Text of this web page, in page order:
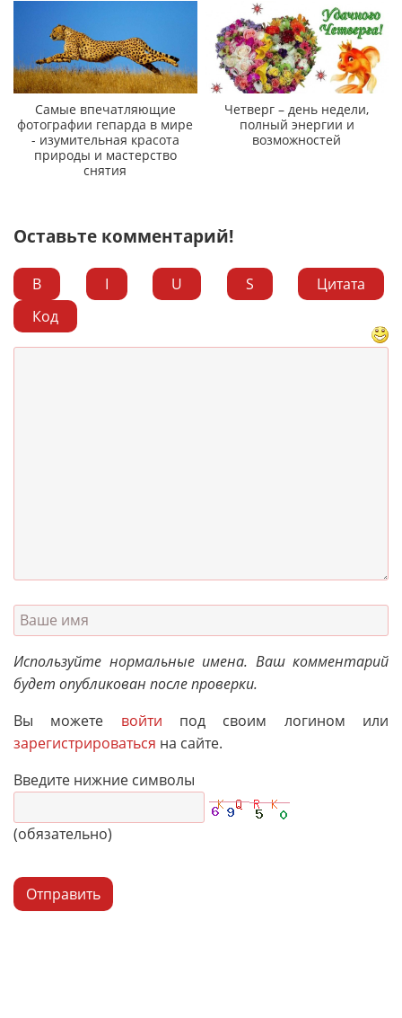
Самые впечатляющие
фотографии гепарда в мире
- изумительная красота
природы и мастерство
снятия
Четверг – день недели,
полный энергии и
возможностей
Оставьте комментарий!
B I U S
Цитата
Код
Используйте нормальные имена. Ваш комментарий
будет опубликован после проверки.
Вы можете войти под своим логином или
зарегистрироваться на сайте.
Введите нижние символы
(обязательно)
Отправить